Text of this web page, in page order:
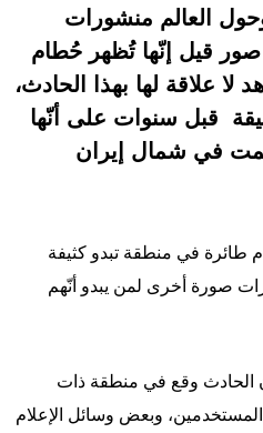
العالم منشورات
قيل إنّها تُظهر حُطام
لا علاقة لها بهذا الحادث،
قبل سنوات على أنّها
في شمال إيران
طائرة في منطقة تبدو كثيفة
صورة أخرى لمن يبدو أنّهم
الحادث وقع في منطقة ذات
وبعض وسائل الإعلام